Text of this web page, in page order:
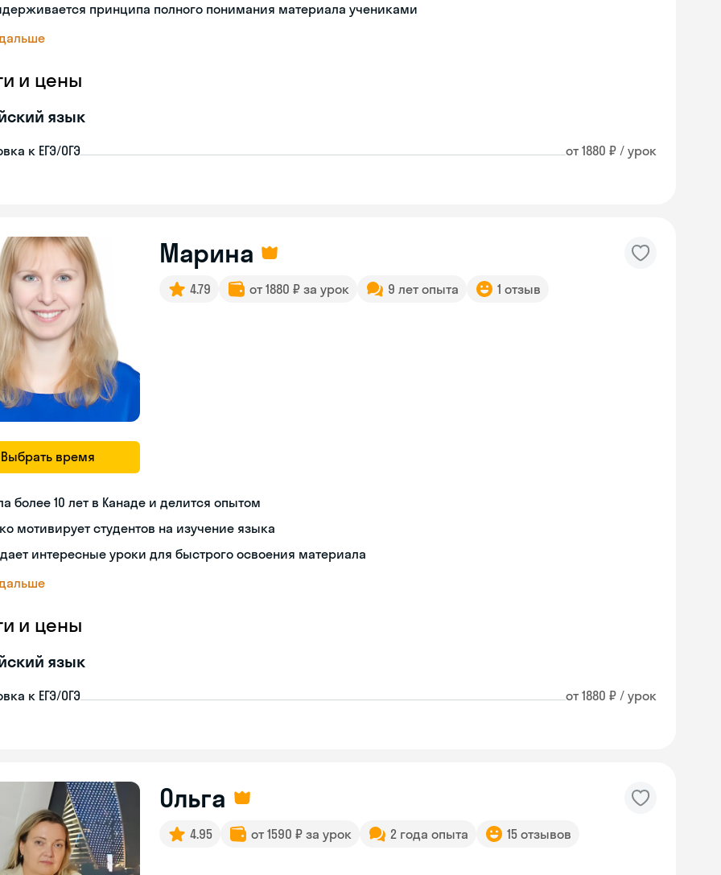
принципа полного понимания материала учениками
и цены
язык
к ЕГЭ/ОГЭ от 1880 ₽ / урок
Выбрать время
Марина
4.79 от 1880 ₽ за урок 9 лет опыта 1 отзыв
более 10 лет в Канаде и делится опытом
мотивирует студентов на изучение языка
интересные уроки для быстрого освоения материала
и цены
язык
к ЕГЭ/ОГЭ от 1880 ₽ / урок
Ольга
4.95 от 1590 ₽ за урок 2 года опыта 15 отзывов